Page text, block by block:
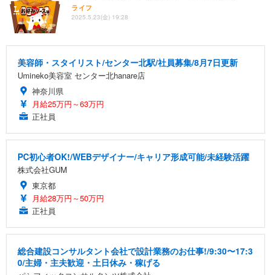
ライフ
2025.5.23(金) 19:28
美容師・スタイリスト/センター北駅/社員募集/8月7日更新
Umineko美容室 センター北hanare店
神奈川県
月給25万円～63万円
正社員
PC初心者OK!/WEBデザイナー/キャリア形成可能/未経験活躍
株式会社GUM
東京都
月給28万円～50万円
正社員
総合建設コンサルタント会社で設計業務のお仕事!/9:30〜17:3
0/主婦・主夫歓迎・土日休み・稼げる